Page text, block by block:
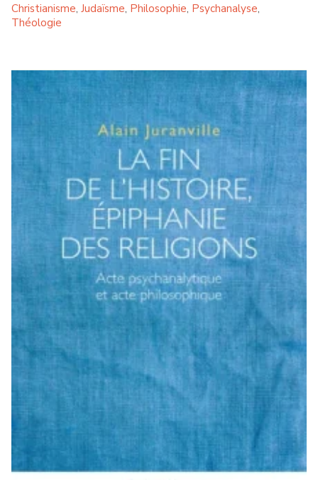
Christianisme, Judaïsme, Philosophie, Psychanalyse,
Théologie